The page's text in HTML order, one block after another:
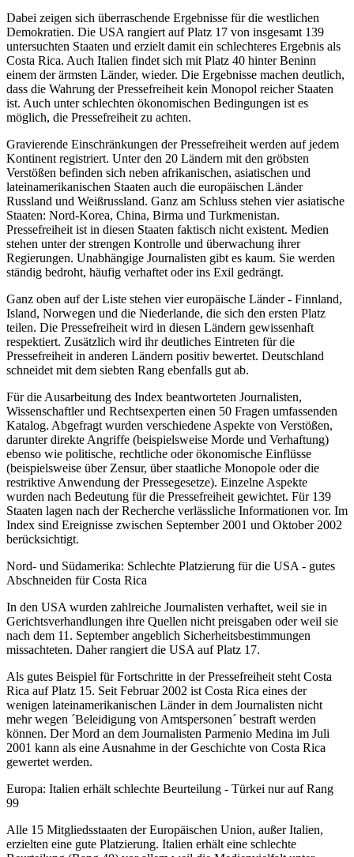
Dabei zeigen sich überraschende Ergebnisse für die westlichen
Demokratien. Die USA rangiert auf Platz 17 von insgesamt 139
untersuchten Staaten und erzielt damit ein schlechteres Ergebnis als
Costa Rica. Auch Italien findet sich mit Platz 40 hinter Beninn
einem der ärmsten Länder, wieder. Die Ergebnisse machen deutlich,
dass die Wahrung der Pressefreiheit kein Monopol reicher Staaten
ist. Auch unter schlechten ökonomischen Bedingungen ist es
möglich, die Pressefreiheit zu achten.
Gravierende Einschränkungen der Pressefreiheit werden auf jedem
Kontinent registriert. Unter den 20 Ländern mit den gröbsten
Verstößen befinden sich neben afrikanischen, asiatischen und
lateinamerikanischen Staaten auch die europäischen Länder
Russland und Weißrussland. Ganz am Schluss stehen vier asiatische
Staaten: Nord-Korea, China, Birma und Turkmenistan.
Pressefreiheit ist in diesen Staaten faktisch nicht existent. Medien
stehen unter der strengen Kontrolle und überwachung ihrer
Regierungen. Unabhängige Journalisten gibt es kaum. Sie werden
ständig bedroht, häufig verhaftet oder ins Exil gedrängt.
Ganz oben auf der Liste stehen vier europäische Länder - Finnland,
Island, Norwegen und die Niederlande, die sich den ersten Platz
teilen. Die Pressefreiheit wird in diesen Ländern gewissenhaft
respektiert. Zusätzlich wird ihr deutliches Eintreten für die
Pressefreiheit in anderen Ländern positiv bewertet. Deutschland
schneidet mit dem siebten Rang ebenfalls gut ab.
Für die Ausarbeitung des Index beantworteten Journalisten,
Wissenschaftler und Rechtsexperten einen 50 Fragen umfassenden
Katalog. Abgefragt wurden verschiedene Aspekte von Verstößen,
darunter direkte Angriffe (beispielsweise Morde und Verhaftung)
ebenso wie politische, rechtliche oder ökonomische Einflüsse
(beispielsweise über Zensur, über staatliche Monopole oder die
restriktive Anwendung der Pressegesetze). Einzelne Aspekte
wurden nach Bedeutung für die Pressefreiheit gewichtet. Für 139
Staaten lagen nach der Recherche verlässliche Informationen vor. Im
Index sind Ereignisse zwischen September 2001 und Oktober 2002
berücksichtigt.
Nord- und Südamerika: Schlechte Platzierung für die USA - gutes
Abschneiden für Costa Rica
In den USA wurden zahlreiche Journalisten verhaftet, weil sie in
Gerichtsverhandlungen ihre Quellen nicht preisgaben oder weil sie
nach dem 11. September angeblich Sicherheitsbestimmungen
missachteten. Daher rangiert die USA auf Platz 17.
Als gutes Beispiel für Fortschritte in der Pressefreiheit steht Costa
Rica auf Platz 15. Seit Februar 2002 ist Costa Rica eines der
wenigen lateinamerikanischen Länder in dem Journalisten nicht
mehr wegen ´Beleidigung von Amtspersonen´ bestraft werden
können. Der Mord an dem Journalisten Parmenio Medina im Juli
2001 kann als eine Ausnahme in der Geschichte von Costa Rica
gewertet werden.
Europa: Italien erhält schlechte Beurteilung - Türkei nur auf Rang
99
Alle 15 Mitgliedsstaaten der Europäischen Union, außer Italien,
erzielten eine gute Platzierung. Italien erhält eine schlechte